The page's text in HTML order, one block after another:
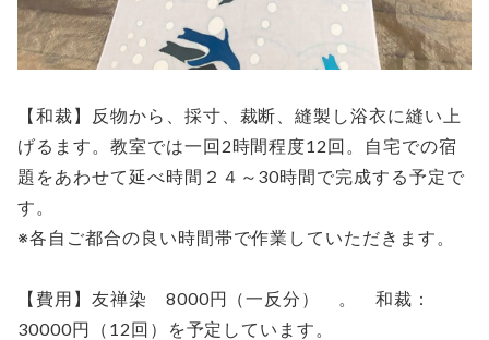
【和裁】反物から、採寸、裁断、縫製し浴衣に縫い上
げるます。教室では一回2時間程度12回。自宅での宿
題をあわせて延べ時間２４～30時間で完成する予定で
す。
※各自ご都合の良い時間帯で作業していただきます。
【費用】友禅染 8000円（一反分） 。 和裁：
30000円（12回）を予定しています。